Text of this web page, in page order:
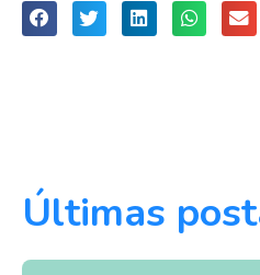
Últimas